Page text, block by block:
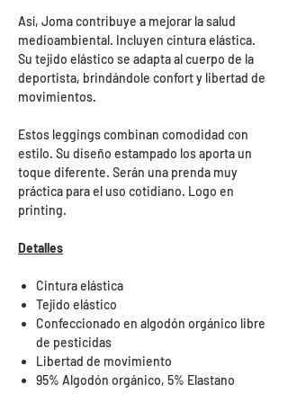
Así, Joma contribuye a mejorar la salud
medioambiental. Incluyen cintura elástica.
Su tejido elástico se adapta al cuerpo de la
deportista, brindándole confort y libertad de
movimientos.
Estos leggings combinan comodidad con
estilo. Su diseño estampado los aporta un
toque diferente. Serán una prenda muy
práctica para el uso cotidiano. Logo en
printing.
Detalles
Cintura elástica
Tejido elástico
Confeccionado en algodón orgánico libre
de pesticidas
Libertad de movimiento
95% Algodón orgánico, 5% Elastano